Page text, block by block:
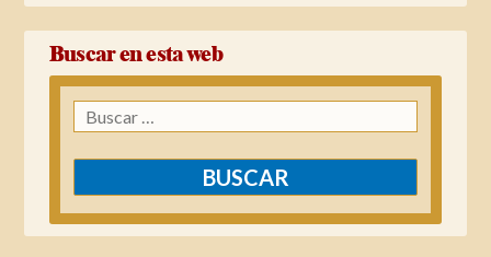
Buscar en esta web
Buscar: